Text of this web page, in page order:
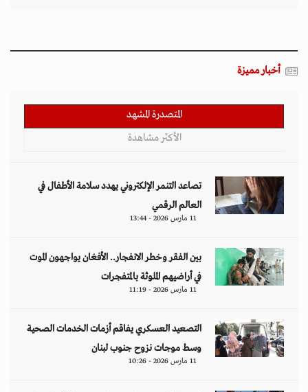
أخبار مميزة
المتصدرة المشهد
الأكثر مشاهدة
تصاعد التنمر الإلكتروني يهدد سلامة الأطفال في
العالم الرقمي
11 مارس 2026 - 13:44
بين الفقر وخطر الانفجار.. الأفغان يواجهون الموت
في أراضيهم الملوثة بالمتفجرات
11 مارس 2026 - 11:19
التصعيد العسكري يفاقم أزمات الخدمات الصحية
وسط موجات نزوح جنوب لبنان
11 مارس 2026 - 10:26